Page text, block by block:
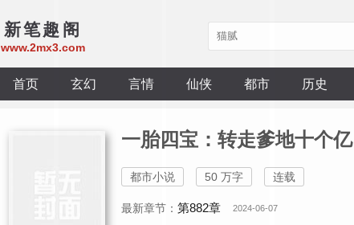
新笔趣阁
www.2mx3.com
首页 玄幻 言情 仙侠 都市 历史
一胎四宝：转走爹地十个亿
都市小说 50 万字 连载
最新章节： 第882章 2024-06-07